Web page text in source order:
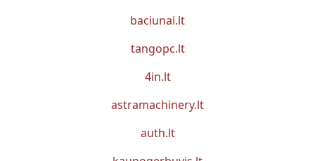
baciunai.lt
tangopc.lt
4in.lt
astramachinery.lt
auth.lt